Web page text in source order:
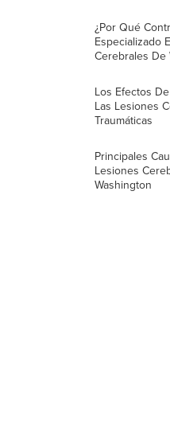
¿Por Qué
Especializado
Cerebrales De
Los Efectos
Las Lesiones
Traumáticas
Principales
Lesiones
Washington